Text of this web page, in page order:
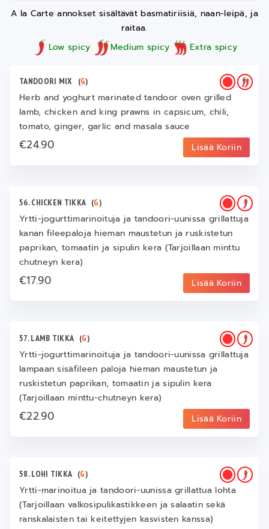
A la Carte annokset sisältävät basmatiriisiä, naan-leipä, ja
raitaa.
Low spicy
Medium spicy Extra spicy
TANDOORI MIX (G)
Herb and yoghurt marinated tandoor oven grilled
lamb, chicken and king prawns in capsicum, chili,
tomato, ginger, garlic and masala sauce
€24.90 Lisää Koriin
56. CHICKEN TIKKA (G)
Yrtti-jogurttimarinoituja ja tandoori-uunissa grillattuja
kanan fileepaloja hieman maustetun ja ruskistetun
paprikan, tomaatin ja sipulin kera (Tarjoillaan minttu
chutneyn kera)
€17.90 Lisää Koriin
57. LAMB TIKKA (G)
Yrtti-jogurttimarinoituja ja tandoori-uunissa grillattuja
lampaan sisäfileen paloja hieman maustetun ja
ruskistetun paprikan, tomaatin ja sipulin kera
(Tarjoillaan minttu-chutneyn kera)
€22.90 Lisää Koriin
58. LOHI TIKKA (G)
Yrtti-marinoitua ja tandoori-uunissa grillattua lohta
(Tarjoillaan valkosipulikastikkeen ja salaatin sekä
ranskalaisten tai keitettyjen kasvisten kanssa)